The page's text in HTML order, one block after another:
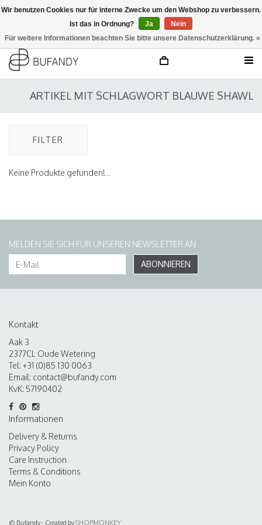
ARTIKEL MIT SCHLAGWORT BLAUWE SHAWL
FILTER
Keine Produkte gefunden!...
MELDEN SIE SICH FÜR UNSEREN NEWSLETTER AN
ABONNIEREN
Kontakt
Aak 3
2377CL Oude Wetering
Tel: +31 (0)85 130 0063
Email: contact@bufandy.com
KvK: 57190402
Informationen
Delivery & Returns
Privacy Policy
Care Instruction
Terms & Conditions
Mein Konto
© Bufandy - Created bySHOPMONKEY
Wir benutzen Cookies nur für interne Zwecke um den Webshop zu verbessern.
Ist das in Ordnung?
Ja
Nein
Für weitere Informationen beachten Sie bitte unsere Datenschutzerklärung. »